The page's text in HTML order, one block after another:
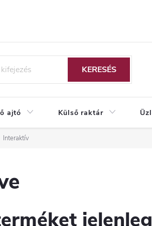
KERESÉS
ajtó Külső raktár
Interaktív